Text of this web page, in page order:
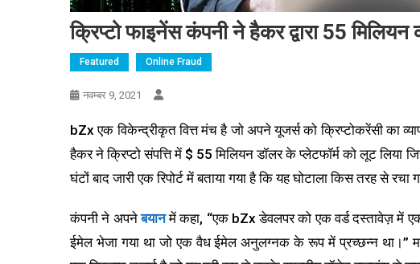
क्रिप्टो फाइनेंस कंपनी ने हैकर द्वारा 55
Featured Online Fraud
नवम्बर 9, 2021
bZx एक विकेन्द्रीकृत वित्त मंच है जो अपने यूजर्स को क्रिप्टोकरेंसी का
हैकर ने क्रिप्टो संपत्ति में $ 55 मिलियन डॉलर के प्लेटफॉर्म को लूट
घंटों बाद जारी एक रिपोर्ट में बताया गया है कि यह घोटाला किस तरह से रचा
कंपनी ने अपनेबयानमें कहा, “एक bZx डेवलपर को एक वर्ड दस्तावेज़ में
ईमेल भेजा गया था जो एक वैध ईमेल अनुलग्नक के रूप में प्रच्छन्न था।”